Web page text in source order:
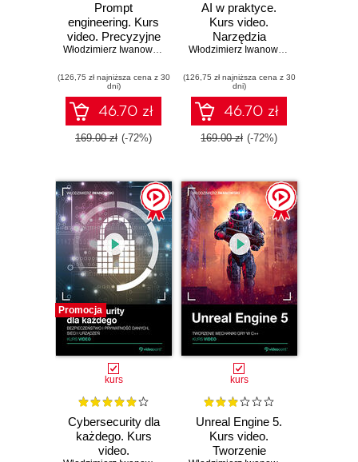
Prompt
engineering. Kurs
video. Precyzyjne
tworzenie zapytań
Włodzimierz Iwanowski
(126,75 zł najniższa cena z 30
dni)
46.70 zł
169.00 zł (-72%)
AI w praktyce.
Kurs video.
Narzędzia
sztucznej
programowaniu
Włodzimierz Iwanowski
(126,75 zł najniższa cena z 30
dni)
46.70 zł
169.00 zł (-72%)
Promocja
kurs
Cybersecurity dla
każdego. Kurs
video.
kurs
Unreal Engine 5.
Kurs video.
Tworzenie